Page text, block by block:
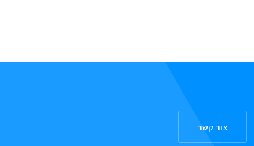
צור קשר